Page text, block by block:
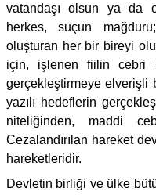
vatandaşı olsun ya da
herkes, suçun
oluşturan her bir bireyi
için, işlenen fiilin cebri
gerçekleştirmeye elverişli
yazılı hedeflerin
niteliğinden, maddi
Cezalandırılan hareket
hareketleridir.
Devletin birliği ve ülke